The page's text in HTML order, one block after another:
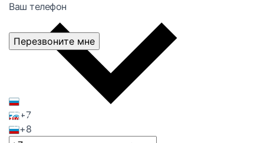
Ваш телефон
+7
+8
Перезвоните мне